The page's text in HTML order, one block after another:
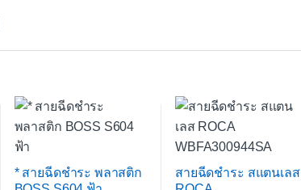
* สายฉีดชำระ พลาสติก
สายฉีดชำระ สแตนเลส